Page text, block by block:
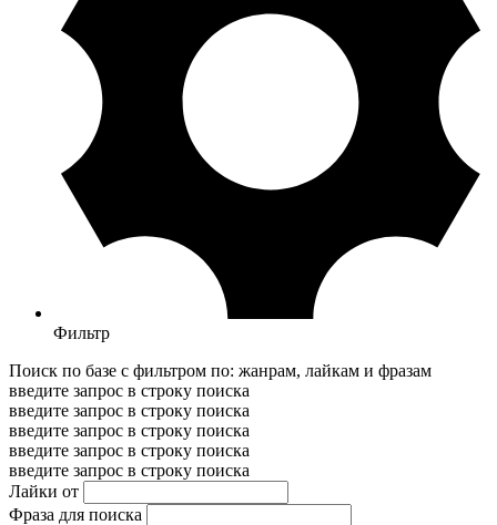
Фильтр
Поиск по базе с фильтром по: жанрам, лайкам и фразам
введите запрос в строку поиска
введите запрос в строку поиска
введите запрос в строку поиска
введите запрос в строку поиска
введите запрос в строку поиска
Лайки от
Фраза для поиска